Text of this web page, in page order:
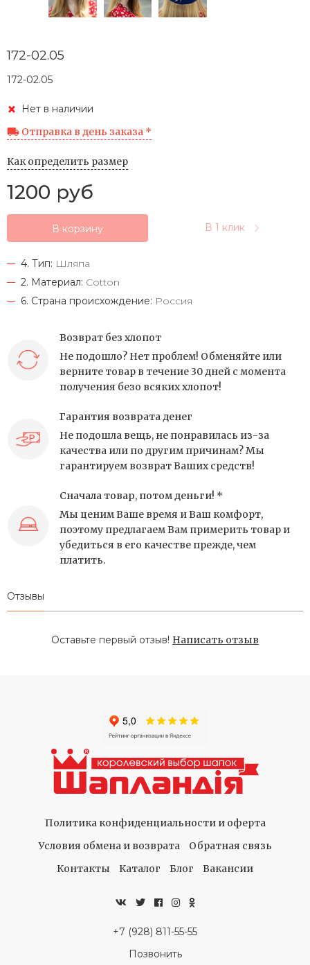
172-02.05
172-02.05
Нет в наличии
Отправка в день заказа *
Как определить размер
1200 руб
В корзину В 1 клик
4. Тип: Шляпа
2. Материал: Cotton
6. Страна происхождение: Россия
Возврат без хлопот
Не подошло? Нет проблем! Обменяйте или
верните товар в течение 30 дней с момента
получения безо всяких хлопот!
Гарантия возврата денег
Не подошла вещь, не понравилась из-за
качества или по другим причинам? Мы
гарантируем возврат Ваших средств!
Сначала товар, потом деньги! *
Мы ценим Ваше время и Ваш комфорт,
поэтому предлагаем Вам примерить товар и
убедиться в его качестве прежде, чем
платить.
Отзывы
Оставьте первый отзыв! Написать отзыв
Политика конфиденциальности и оферта
Условия обмена и возврата
Обратная связь
Контакты
Каталог Блог Вакансии
+7 (928) 811-55-55
Позвонить